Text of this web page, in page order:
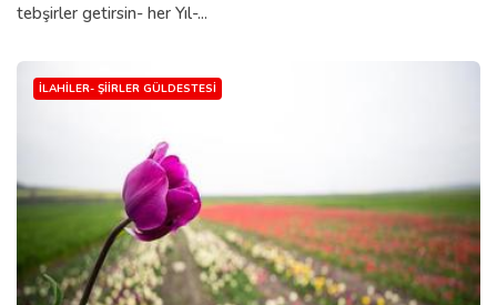
tebşirler getirsin- her Yıl-...
İLAHILER- ŞIIRLER GÜLDESTESI